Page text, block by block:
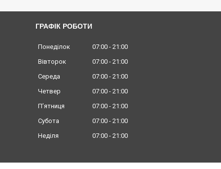
ГРАФІК РОБОТИ
Понеділок 07:00
21:00
Вівторок
07:00
21:00
Середа
07:00
21:00
Четвер
07:00
21:00
Пʼятниця
07:00
21:00
Субота
07:00
21:00
Неділя
07:00 21:00